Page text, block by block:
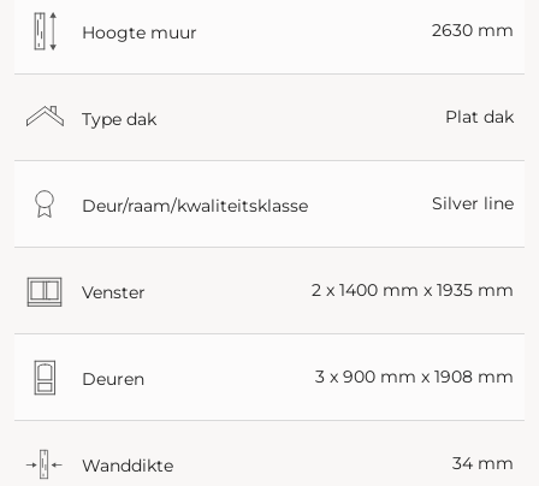
Hoogte muur 2630 mm
Type dak Plat dak
Deur/raam/kwaliteitsklasse Silver line
Venster 2 x 1400 mm x 1935 mm
Deuren 3 x 900 mm x 1908 mm
Wanddikte 34 mm